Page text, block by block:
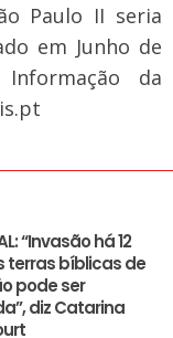
Paulo II seria
em Junho de
da
“Invasão há 12
terras bíblicas de
pode ser
diz Catarina